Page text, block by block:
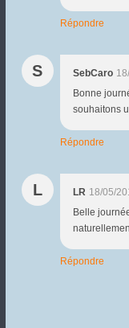
Répondre
S SebCaro
Bonne
souhaitons
Répondre
L LR 18/05/
Belle
Répondre